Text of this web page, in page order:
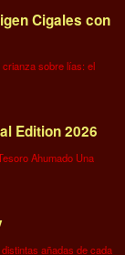
Cigales con
crianza sobre lías: el
Edition 2026
Ahumado Una
añadas de cada